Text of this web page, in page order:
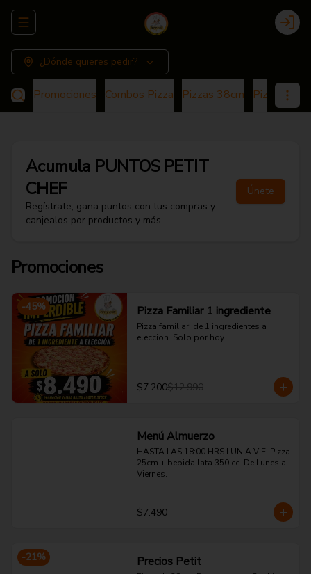
Abrir menu de navegación Login
¿Dónde quieres pedir?
Promociones Combos Pizza Pizzas 38cm Pizza 25cm
Acumula PUNTOS PETIT
CHEF
Regístrate, gana puntos con tus compras y
canjealos por productos y más
Únete
Promociones
-45% Pizza Familiar 1 ingrediente
Pizza familiar, de 1 ingredientes a
eleccion. Solo por hoy.
$7.200$12.990
Menú Almuerzo
HASTA LAS 18:00 HRS LUN A VIE. Pizza
25cm + bebida lata 350 cc. De Lunes a
Viernes.
$7.490
-21% Precios Petit